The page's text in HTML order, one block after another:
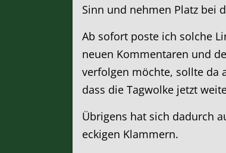
Sinn und nehmen Platz bei
Ab sofort poste ich solche
neuen Kommentaren und
verfolgen möchte, sollte da
dass die Tagwolke jetzt
Übrigens hat sich dadurch
eckigen Klammern.